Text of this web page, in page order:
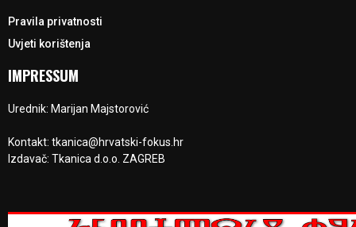
Pravila privatnosti
Uvjeti korištenja
IMPRESSUM
Urednik: Marijan Majstorović
Kontakt: tkanica@hrvatski-fokus.hr
Izdavač: Tkanica d.o.o. ZAGREB